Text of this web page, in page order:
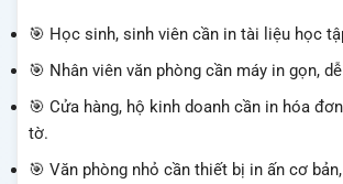
🎯 Học sinh, sinh viên cần in tài liệu học
🎯 Nhân viên văn phòng cần máy in gọn,
🎯 Cửa hàng, hộ kinh doanh cần in hóa
tờ.
🎯 Văn phòng nhỏ cần thiết bị in ấn cơ